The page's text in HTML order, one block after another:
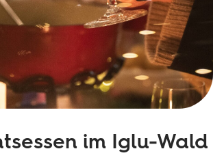
im Iglu-Wald